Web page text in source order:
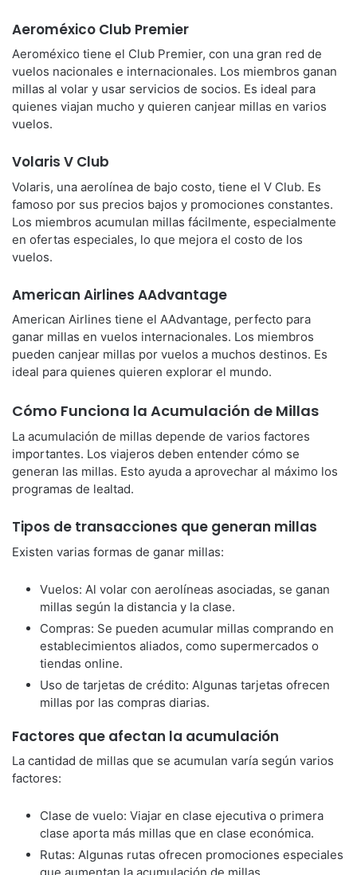
Aeroméxico Club Premier
Aeroméxico tiene el Club Premier, con una gran red de
vuelos nacionales e internacionales. Los miembros ganan
millas al volar y usar servicios de socios. Es ideal para
quienes viajan mucho y quieren canjear millas en varios
vuelos.
Volaris V Club
Volaris, una aerolínea de bajo costo, tiene el V Club. Es
famoso por sus precios bajos y promociones constantes.
Los miembros acumulan millas fácilmente, especialmente
en ofertas especiales, lo que mejora el costo de los
vuelos.
American Airlines AAdvantage
American Airlines tiene el AAdvantage, perfecto para
ganar millas en vuelos internacionales. Los miembros
pueden canjear millas por vuelos a muchos destinos. Es
ideal para quienes quieren explorar el mundo.
Cómo Funciona la Acumulación de Millas
La acumulación de millas depende de varios factores
importantes. Los viajeros deben entender cómo se
generan las millas. Esto ayuda a aprovechar al máximo los
programas de lealtad.
Tipos de transacciones que generan millas
Existen varias formas de ganar millas:
Vuelos: Al volar con aerolíneas asociadas, se ganan
millas según la distancia y la clase.
Compras: Se pueden acumular millas comprando en
establecimientos aliados, como supermercados o
tiendas online.
Uso de tarjetas de crédito: Algunas tarjetas ofrecen
millas por las compras diarias.
Factores que afectan la acumulación
La cantidad de millas que se acumulan varía según varios
factores:
Clase de vuelo: Viajar en clase ejecutiva o primera
clase aporta más millas que en clase económica.
Rutas: Algunas rutas ofrecen promociones especiales